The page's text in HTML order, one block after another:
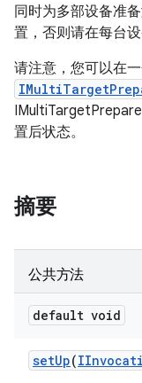
同时为多部设备准
置，否则请在每台
请注意，您可以在
置后状态。
摘要
公共方法
default void
setUp(